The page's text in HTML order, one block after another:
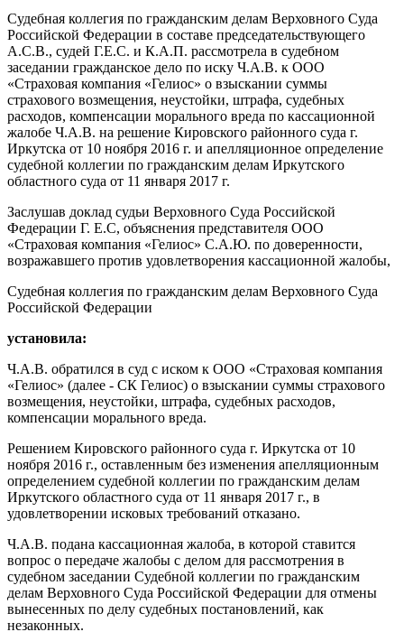
Судебная коллегия по гражданским делам Верховного Суда
Российской Федерации в составе председательствующего
А.С.В., судей Г.Е.С. и К.А.П. рассмотрела в судебном
заседании гражданское дело по иску Ч.А.В. к ООО
«Страховая компания «Гелиос» о взыскании суммы
страхового возмещения, неустойки, штрафа, судебных
расходов, компенсации морального вреда по кассационной
жалобе Ч.А.В. на решение Кировского районного суда г.
Иркутска от 10 ноября 2016 г. и апелляционное определение
судебной коллегии по гражданским делам Иркутского
областного суда от 11 января 2017 г.
Заслушав доклад судьи Верховного Суда Российской
Федерации Г. Е.С, объяснения представителя ООО
«Страховая компания «Гелиос» С.А.Ю. по доверенности,
возражавшего против удовлетворения кассационной жалобы,
Судебная коллегия по гражданским делам Верховного Суда
Российской Федерации
установила:
Ч.А.В. обратился в суд с иском к ООО «Страховая компания
«Гелиос» (далее - СК Гелиос) о взыскании суммы страхового
возмещения, неустойки, штрафа, судебных расходов,
компенсации морального вреда.
Решением Кировского районного суда г. Иркутска от 10
ноября 2016 г., оставленным без изменения апелляционным
определением судебной коллегии по гражданским делам
Иркутского областного суда от 11 января 2017 г., в
удовлетворении исковых требований отказано.
Ч.А.В. подана кассационная жалоба, в которой ставится
вопрос о передаче жалобы с делом для рассмотрения в
судебном заседании Судебной коллегии по гражданским
делам Верховного Суда Российской Федерации для отмены
вынесенных по делу судебных постановлений, как
незаконных.